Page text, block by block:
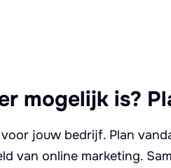
mogelijk is?
jouw bedrijf. Plan
van online marketing.